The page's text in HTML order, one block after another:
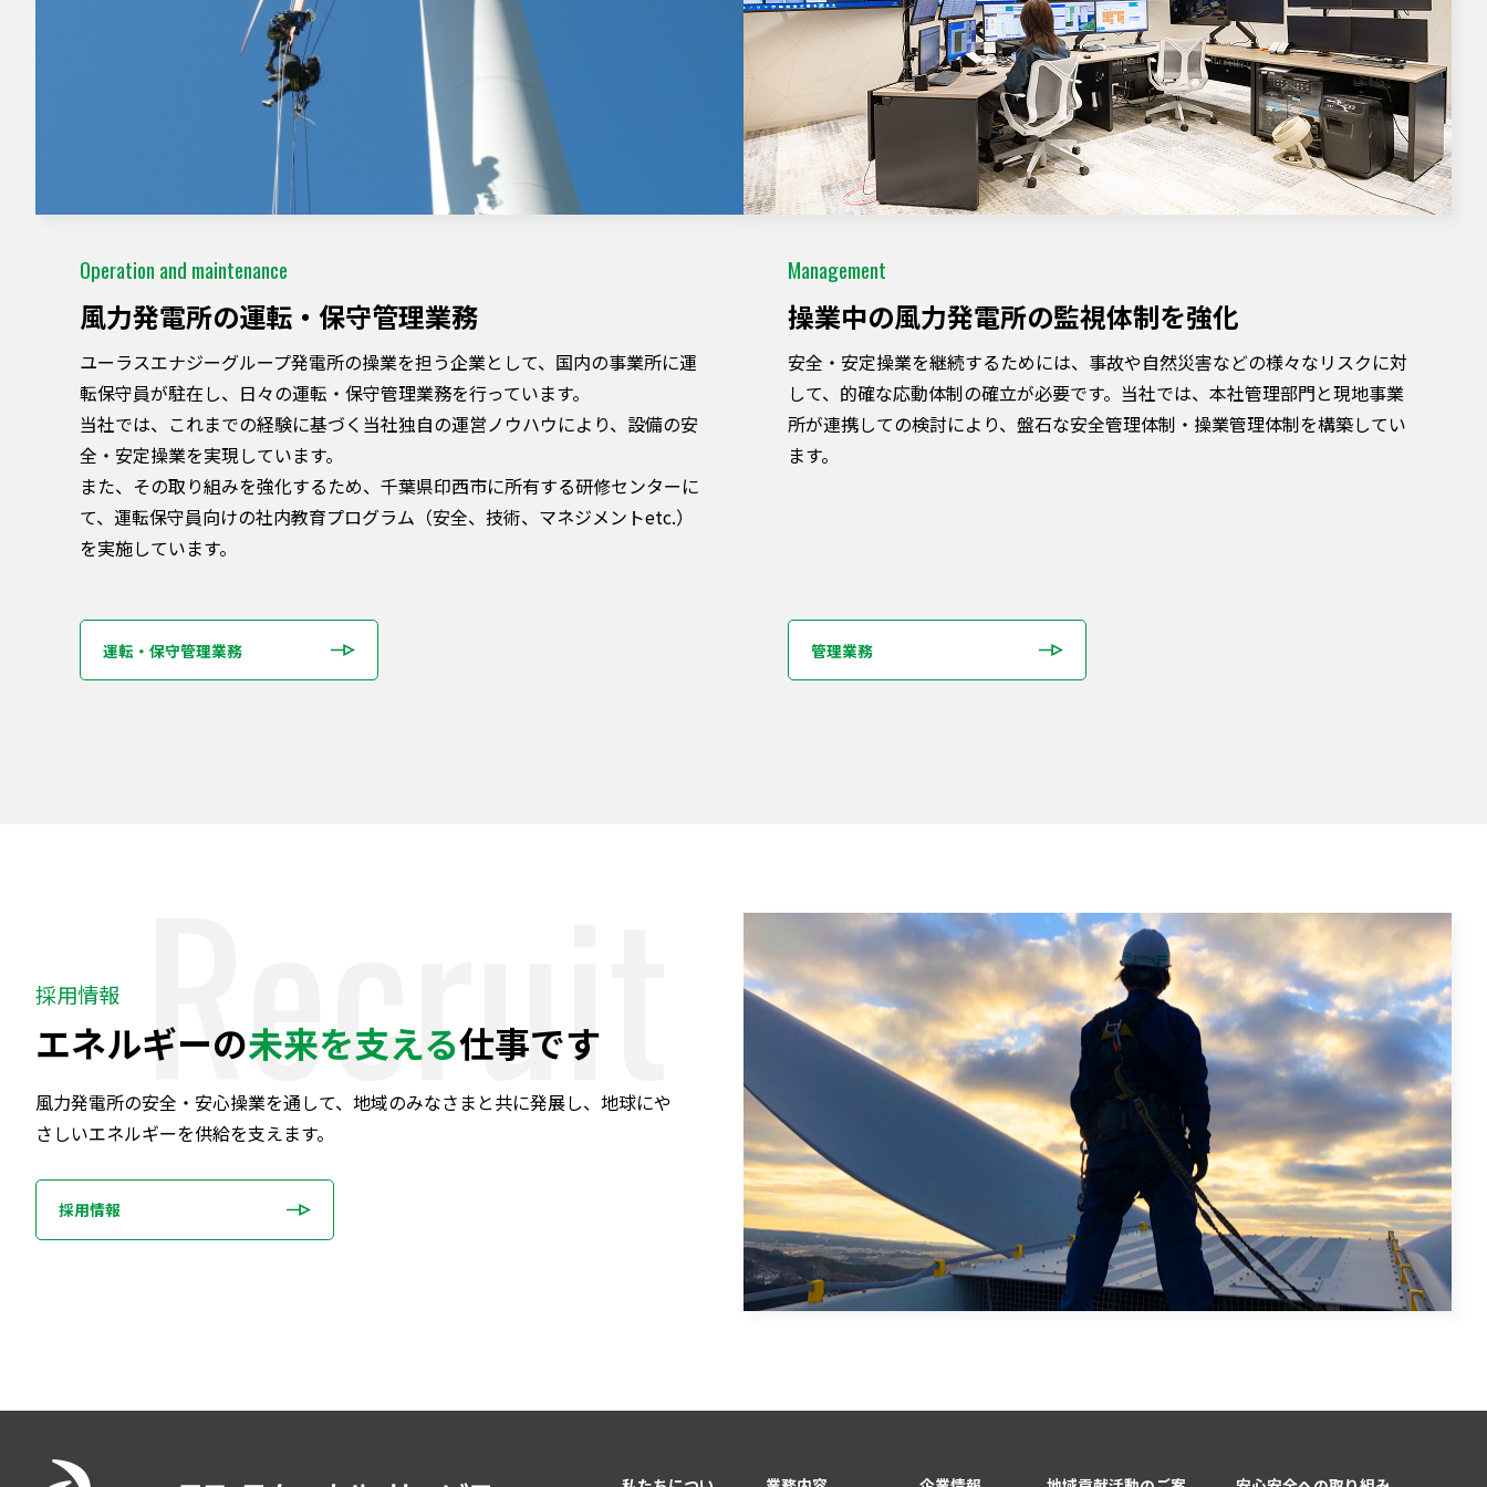
Operation and maintenance
⾵⼒発電所の運転・保守管理業務
ユーラスエナジーグループ発電所の操業を担う企業として、国内の事業所に運
転保守員が駐在し、⽇々の運転・保守管理業務を⾏っています。
当社では、これまでの経験に基づく当社独自の運営ノウハウにより、設備の安
全・安定操業を実現しています。
また、その取り組みを強化するため、千葉県印西市に所有する研修センターに
て、運転保守員向けの社内教育プログラム（安全、技術、マネジメントetc.）
を実施しています。
運転・保守管理業務
Management
操業中の⾵⼒発電所の監視体制を強化
安全・安定操業を継続するためには、事故や自然災害などの様々なリスクに対
して、的確な応動体制の確立が必要です。当社では、本社管理部門と現地事業
所が連携しての検討により、盤石な安全管理体制・操業管理体制を構築してい
ます。
管理業務
採用情報
エネルギーの未来を支える仕事です
風力発電所の安全・安心操業を通して、地域のみなさまと共に発展し、地球にや
さしいエネルギーを供給を支えます。
採用情報